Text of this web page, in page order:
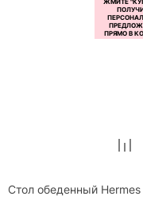
Стол обеденный Hermes